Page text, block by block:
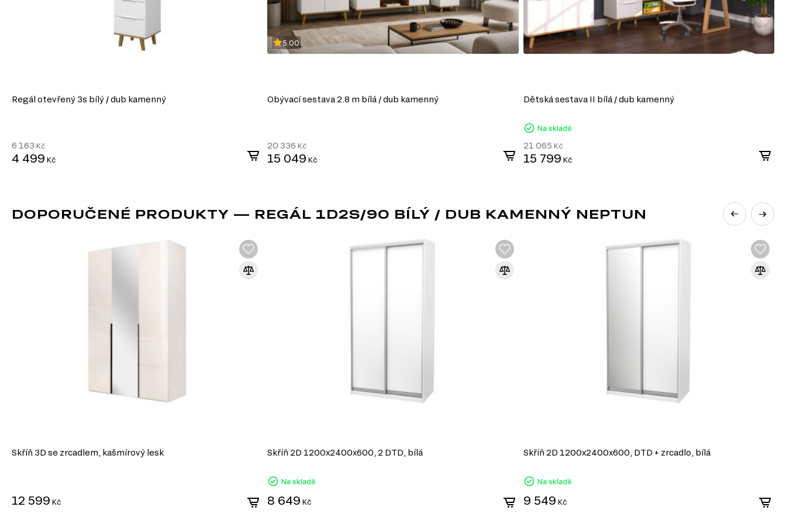
DTD je praktickým a ekonomickým řešením v nábytkářské výrobě, které umožňuje
vytvářet jak standardní, tak jedinečné designové produkty.
Regál otevřený 3s bílý / dub kamenný
6 163 Kč
4 499 Kč
5.00
Obývací sestava 2.8 m bílá / dub kamenný
20 336 Kč
15 049 Kč
Dětská sestava II bílá / dub kamenný
Na skladě
21 065 Kč
15 799 Kč
DOPORUČENÉ PRODUKTY — REGÁL 1D2S/90 BÍLÝ / DUB KAMENNÝ NEPTUN
Skříň 3D se zrcadlem, kašmírový lesk
12 599 Kč
Skříň 2D 1200x2400x600, 2 DTD, bílá
Na skladě
8 649 Kč
Skříň 2D 1200x2400x600, DTD + zrcadlo, bílá
Na skladě
9 549 Kč